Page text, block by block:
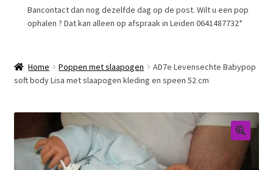
Afrekenen
Retouren
Over ons
Bancontact dan nog dezelfde dag op de post. Wilt u een pop
ophalen ? Dat kan alleen op afspraak in Leiden 0641487732*
Home Poppen met slaapogen
AD7e Levensechte Babypop
soft body Lisa met slaapogen kleding en speen 52 cm